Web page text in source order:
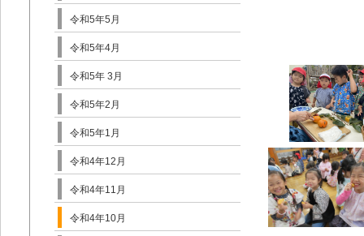
令和5年5月
令和5年4月
令和5年 3月
令和5年2月
令和5年1月
令和4年12月
令和4年11月
令和4年10月